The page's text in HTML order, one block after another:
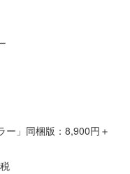
ー」同梱版：8,900円＋